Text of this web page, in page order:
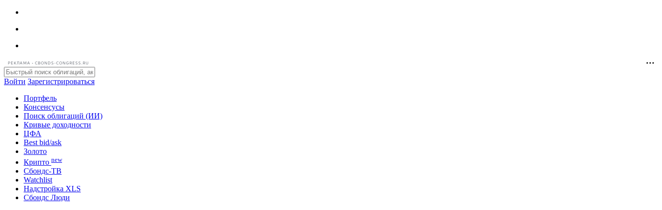
РЕКЛАМА • CBONDS-CONGRESS.RU
Войти Зарегистрироваться
Портфель
Консенсусы
Поиск облигаций (ИИ)
Кривые доходности
ЦФА
Best bid/ask
Золото
Криптоnew
Сбондс-ТВ